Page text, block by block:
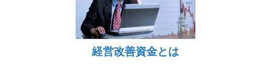
経営改善資金とは